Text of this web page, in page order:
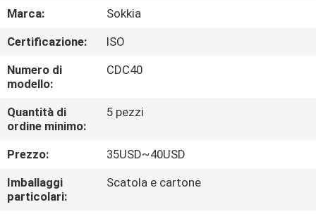
GIRO
DELLA
FABBRICA
CONTROLLO
DI
QUALITÀ
CONTATTICI
Marca:
Sokkia
Certificazione:
ISO
Numero di
modello:
CDC40
Quantità di
ordine minimo:
5 pezzi
Prezzo:
35USD~40USD
Imballaggi
particolari:
Scatola e cartone